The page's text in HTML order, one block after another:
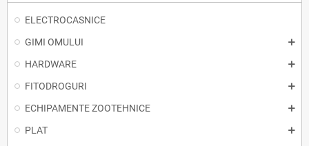
ELECTROCASNICE
GIMI OMULUI
HARDWARE
FITODROGURI
ECHIPAMENTE ZOOTEHNICE
PLAT